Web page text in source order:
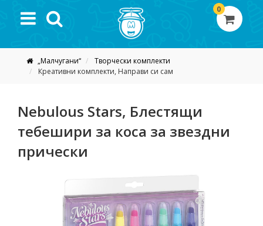
0
„Малчугани“
Творчески комплекти
Креативни комплекти, Направи си сам
Nebulous Stars, Блестящи
тебешири за коса за звездни
прически